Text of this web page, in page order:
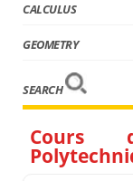
CALCULUS
GEOMETRY
SEARCH
Cours